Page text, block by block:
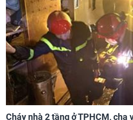
Cháy nhà 2 tầng ở TPHCM,